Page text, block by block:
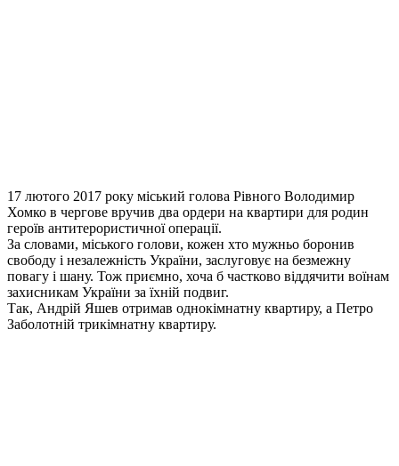
17 лютого 2017 року міський голова Рівного Володимир
Хомко в чергове вручив два ордери на квартири для родин
героїв антитерористичної операції.
За словами, міського голови, кожен хто мужньо боронив
свободу і незалежність України, заслуговує на безмежну
повагу і шану. Тож приємно, хоча б частково віддячити воїнам
захисникам України за їхній подвиг.
Так, Андрій Яшев отримав однокімнатну квартиру, а Петро
Заболотній трикімнатну квартиру.